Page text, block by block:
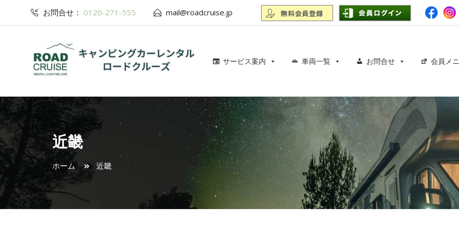
お問合せ： 0120-271-555 mail@roadcruise.jp
サービス案内 車両一覧 お問合せ 会員メ
近畿
ホーム 近畿